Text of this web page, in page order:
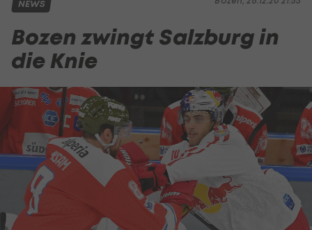
NEWS
Bozen zwingt Salzburg in
die Knie